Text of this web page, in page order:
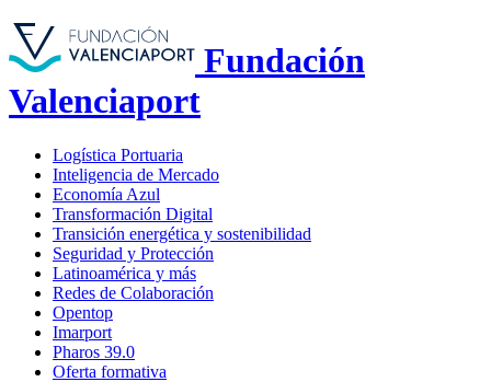
Fundación
Valenciaport
Logística Portuaria
Inteligencia de Mercado
Economía Azul
Transformación Digital
Transición energética y sostenibilidad
Seguridad y Protección
Latinoamérica y más
Redes de Colaboración
Opentop
Imarport
Pharos 39.0
Oferta formativa